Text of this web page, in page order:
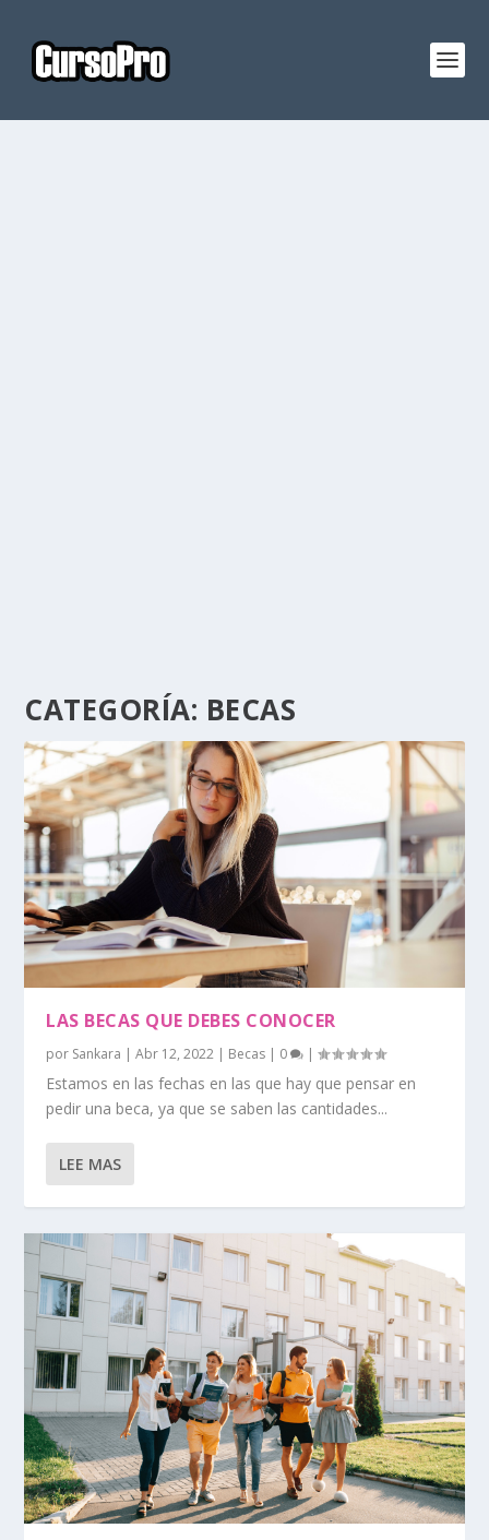
CATEGORÍA: BECAS
LAS BECAS QUE DEBES CONOCER
por Sankara |Abr 12, 2022 | Becas | 0 |
Estamos en las fechas en las que hay que pensar en
pedir una beca, ya que se saben las cantidades...
LEE MAS